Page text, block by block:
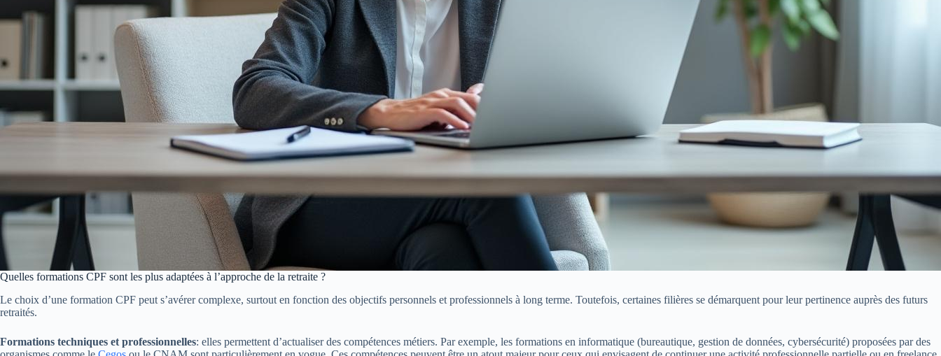
Quelles formations CPF sont les plus adaptées à l’approche de la retraite ?
Le choix d’une formation CPF peut s’avérer complexe, surtout en fonction des objectifs personnels et professionnels à long terme. Toutefois, certaines filières se démarquent pour leur pertinence auprès des futurs
retraités.
Formations techniques et professionnelles: elles permettent d’actualiser des compétences métiers. Par exemple, les formations en informatique (bureautique, gestion de données, cybersécurité) proposées par des